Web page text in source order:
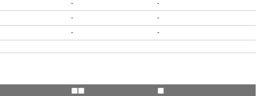
-
-
-
-
-
-
🟨🟥